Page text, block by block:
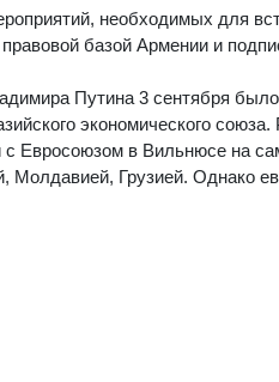
необходимых для
базой Армении и
Путина 3 сентября
экономического союза.
Евросоюзом в Вильнюсе на
Молдавией, Грузией. Однако